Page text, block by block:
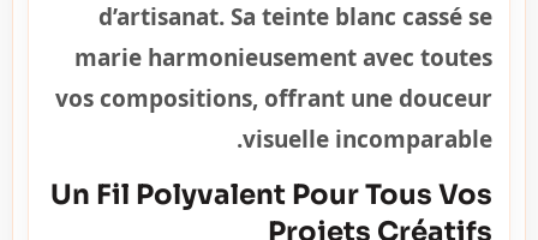
d’artisanat. Sa teinte blanc cassé se
marie harmonieusement avec toutes
vos compositions, offrant une douceur
visuelle incomparable.
Un Fil Polyvalent Pour Tous Vos
Projets Créatifs